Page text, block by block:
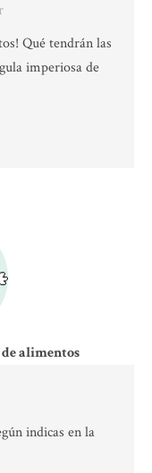
Qué tendrán las
imperiosa de
alimentos
indicas en la